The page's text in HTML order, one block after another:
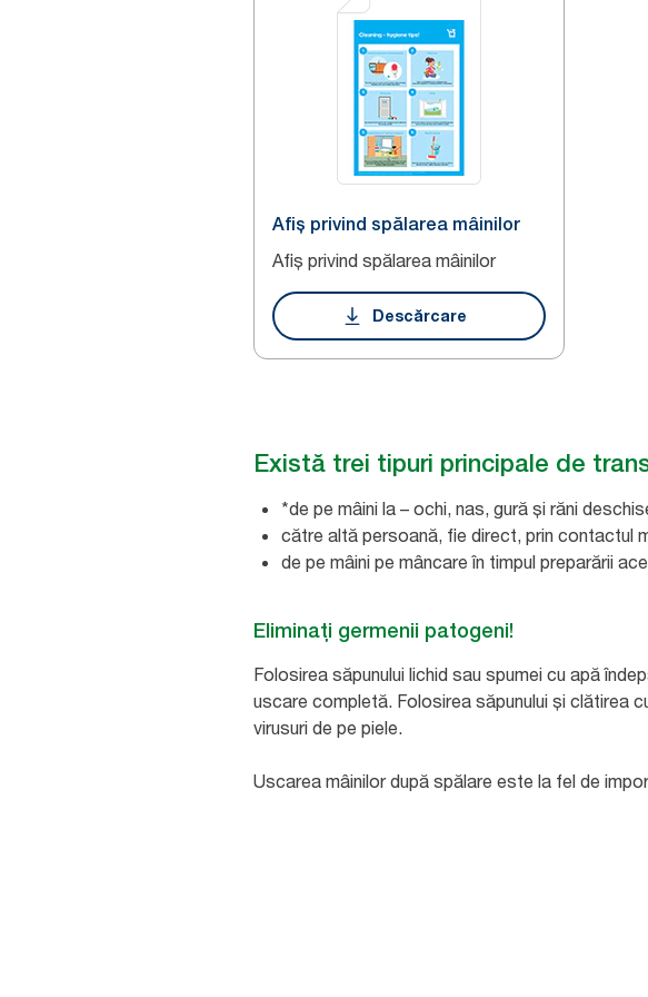
Afiș privind spălarea mâinilor
Afiș privind spălarea mâinilor
Descărcare
Există trei tipuri principale de
*de pe mâini la – ochi, nas, gură și răni
către altă persoană, fie direct, prin contactul
de pe mâini pe mâncare în timpul preparării
Eliminați germenii patogeni!
Folosirea săpunului lichid sau spumei cu apă
uscare completă. Folosirea săpunului și clătirea
virusuri de pe piele.
Uscarea mâinilor după spălare este la fel de